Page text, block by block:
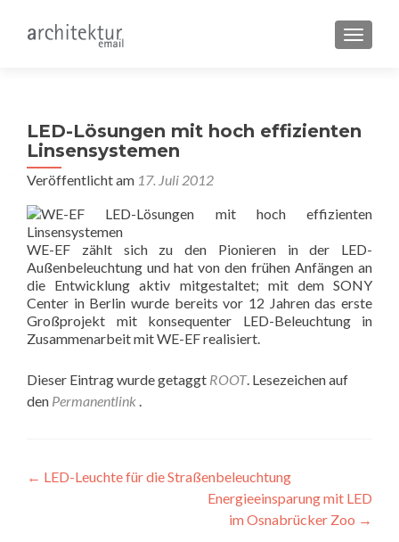
LED-Lösungen mit hoch effizienten
Linsensystemen
Veröffentlicht am 17. Juli 2012
WE-EF zählt sich zu den Pionieren in der LED-
Außenbeleuchtung und hat von den frühen Anfängen an
die Entwicklung aktiv mitgestaltet; mit dem SONY
Center in Berlin wurde bereits vor 12 Jahren das erste
Großprojekt mit konsequenter LED-Beleuchtung in
Zusammenarbeit mit WE-EF realisiert.
Dieser Eintrag wurde getaggt ROOT. Lesezeichen auf
den Permanentlink .
Beitragsnavigation
← LED-Leuchte für die Straßenbeleuchtung
Energieeinsparung mit LED
im Osnabrücker Zoo →